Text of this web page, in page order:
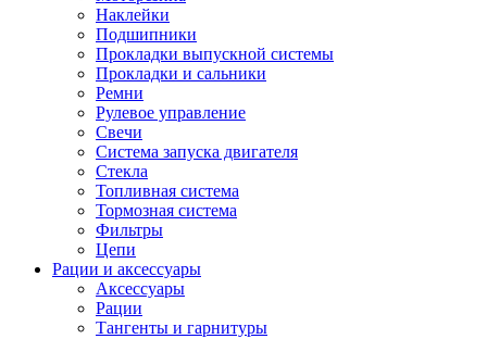
Наклейки
Подшипники
Прокладки выпускной системы
Прокладки и сальники
Ремни
Рулевое управление
Свечи
Система запуска двигателя
Стекла
Топливная система
Тормозная система
Фильтры
Цепи
Рации и аксессуары
Аксессуары
Рации
Тангенты и гарнитуры